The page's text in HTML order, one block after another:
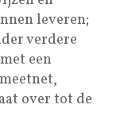
leveren;
verdere
een
over tot de